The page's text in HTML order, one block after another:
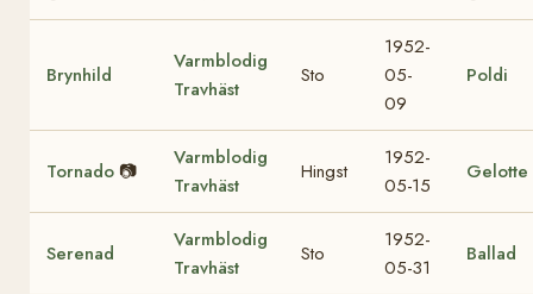
Brynhild
Varmblodig
Travhäst
Sto
1952-
05-
09
Poldi
Tornado 📷
Varmblodig
Travhäst
Hingst
1952-
05-15
Gelotte
Serenad
Varmblodig
Travhäst
Sto
1952-
05-31
Ballad